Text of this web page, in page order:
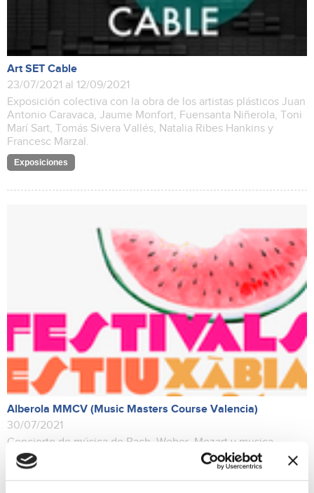
Art SET Cable
23/07/2021 al 12/09/2021
Exposición colectiva con la obra de los artistas plásticos Juan
Antonio Caravaca, Jaume Monfort, Fuensanta Niñerola, Toni
Marí Sart, Tomás Sivera Vallés, Natalia Ribes Hankins y
Francesc Marzal.
Exposiciones
Alberola MMCV (Music Masters Course Valencia)
30/07/2021
Concierto de música de Bach, Weber, Mozart y musica
española, entre otros. Intervendrán las
formaciones Ensemble de clarinetes MMCV y Quinteto
MMCV. Profesores y alumnos tocarán juntos. Alumnos